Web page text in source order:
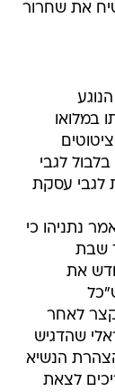
את שחרור
במלואו
לגבי
לגבי עסקת
נתניהו כי
שבת
את
לאחר
שהדגיש
הנשיא
לצאת